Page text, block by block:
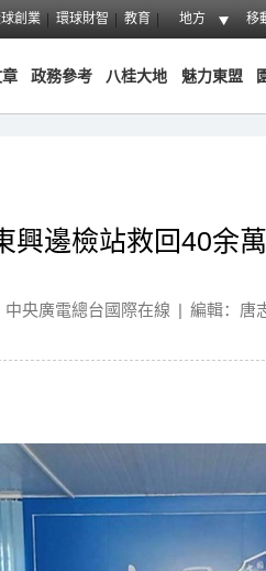
創業 環球財智 教育 地方 移
政務參考 八桂大地 魅力東盟
興邊檢站救回40余
中央廣電總台國際在線 | 編輯：唐